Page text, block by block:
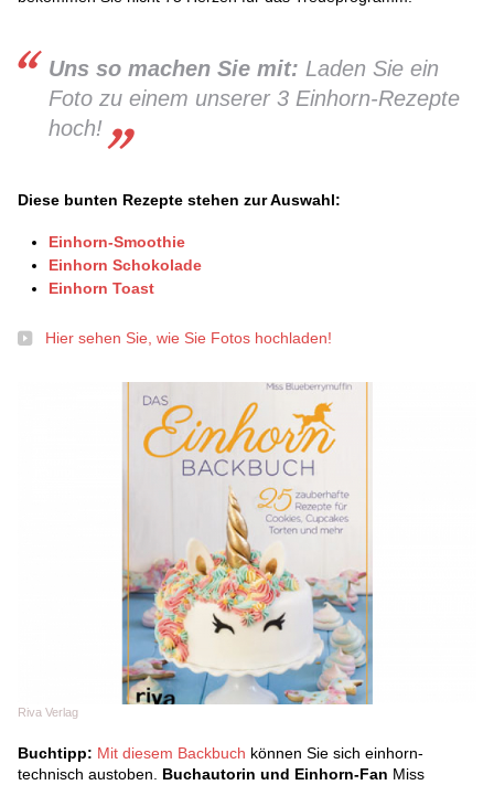
Uns so machen Sie mit: Laden Sie ein
Foto zu einem unserer 3 Einhorn-Rezepte
hoch!
Diese bunten Rezepte stehen zur Auswahl:
Einhorn-Smoothie
Einhorn Schokolade
Einhorn Toast
Hier sehen Sie, wie Sie Fotos hochladen!
Riva Verlag
Buchtipp: Mit diesem Backbuch können Sie sich einhorn-
technisch austoben. Buchautorin und Einhorn-Fan Miss